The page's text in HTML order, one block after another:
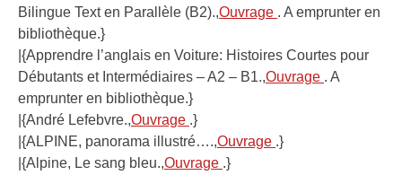
Bilingue Text en Parallèle (B2).,Ouvrage . A emprunter en
bibliothèque.}
|{Apprendre l’anglais en Voiture: Histoires Courtes pour
Débutants et Intermédiaires – A2 – B1.,Ouvrage . A
emprunter en bibliothèque.}
|{André Lefebvre.,Ouvrage .}
|{ALPINE, panorama illustré….,Ouvrage .}
|{Alpine, Le sang bleu.,Ouvrage .}